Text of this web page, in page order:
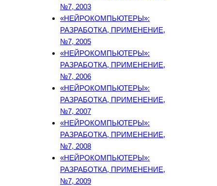
№7, 2003
«НЕЙРОКОМПЬЮТЕРЫ»:
РАЗРАБОТКА, ПРИМЕНЕНИЕ,
№7, 2005
«НЕЙРОКОМПЬЮТЕРЫ»:
РАЗРАБОТКА, ПРИМЕНЕНИЕ,
№7, 2006
«НЕЙРОКОМПЬЮТЕРЫ»:
РАЗРАБОТКА, ПРИМЕНЕНИЕ,
№7, 2007
«НЕЙРОКОМПЬЮТЕРЫ»:
РАЗРАБОТКА, ПРИМЕНЕНИЕ,
№7, 2008
«НЕЙРОКОМПЬЮТЕРЫ»:
РАЗРАБОТКА, ПРИМЕНЕНИЕ,
№7, 2009